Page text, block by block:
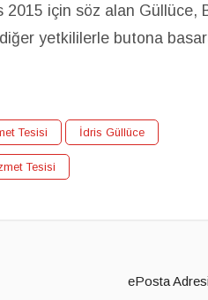
2015 için söz alan Güllüce,
yetkililerle butona
Tesisi İdris Güllüce
Tesisi
ePosta